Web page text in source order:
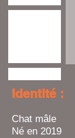
Identité :
Chat mâle
Né en 2019